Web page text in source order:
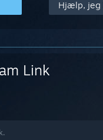
Hjælp, jeg
Link